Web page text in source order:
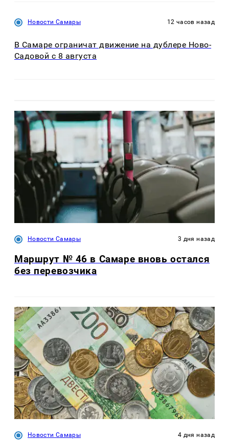
Новости Самары 12 часов назад
В Самаре ограничат движение на дублере Ново-
Садовой с 8 августа
Новости Самары 3 дня назад
Маршрут № 46 в Самаре вновь остался
без перевозчика
Новости Самары 4 дня назад